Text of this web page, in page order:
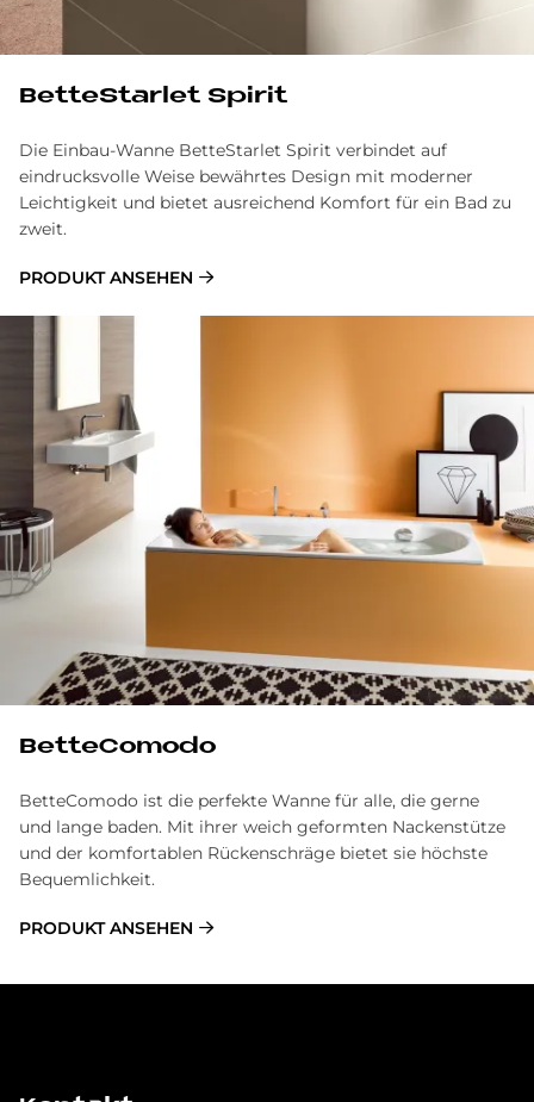
BetteStarlet Spirit
Die Einbau-Wanne BetteStarlet Spirit verbindet auf
eindrucksvolle Weise bewährtes Design mit moderner
Leichtigkeit und bietet ausreichend Komfort für ein Bad zu
zweit.
PRODUKT ANSEHEN
BetteComodo
BetteComodo ist die perfekte Wanne für alle, die gerne
und lange baden. Mit ihrer weich geformten Nackenstütze
und der komfortablen Rückenschräge bietet sie höchste
Bequemlichkeit.
PRODUKT ANSEHEN